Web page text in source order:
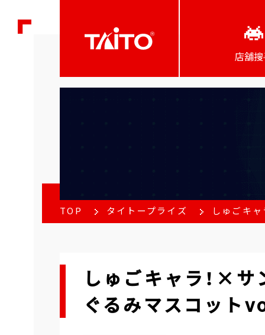
店舖
TOP タイトープライズ しゅごキ
しゅごキャラ！×
ぐるみマスコット